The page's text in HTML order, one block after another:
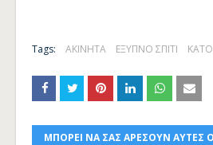
Tags: ΑΚΙΝΗΤΑ ΕΞΥΠΝΟ ΣΠΙΤΙ
ΜΠΟΡΕΙ ΝΑ ΣΑΣ ΑΡΕΣΟΥΝ ΑΥΤΕΣ